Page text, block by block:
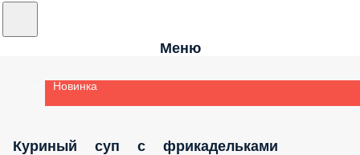
Меню
Новинка
Куриный суп с фрикадельками